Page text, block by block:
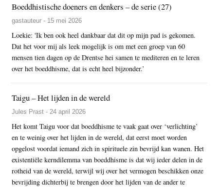
Boeddhistische doeners en denkers – de serie (27)
gastauteur - 15 mei 2026
Loekie: 'Ik ben ook heel dankbaar dat dit op mijn pad is gekomen.
Dat het voor mij als leek mogelijk is om met een groep van 60
mensen tien dagen op de Drentse hei samen te mediteren en te leren
over het boeddhisme, dat is echt heel bijzonder.’
Taigu – Het lijden in de wereld
Jules Prast - 24 april 2026
Het komt Taigu voor dat boeddhisme te vaak gaat over ‘verlichting’
en te weinig over het lijden in de wereld, dat eerst moet worden
opgelost voordat iemand zich in spirituele zin bevrijd kan wanen. Het
existentiële kerndilemma van boeddhisme is dat wij ieder delen in de
rotheid van de wereld, terwijl wij over het vermogen beschikken onze
bevrijding dichterbij te brengen door het lijden van de ander te